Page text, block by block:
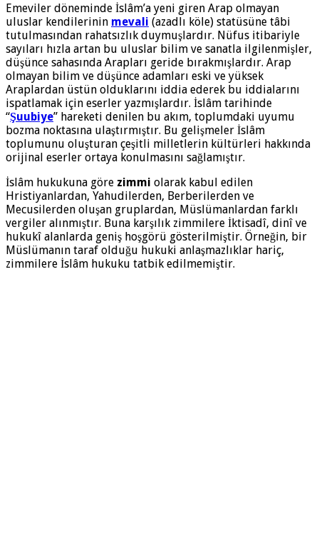
Emeviler döneminde İslâm’a yeni giren Arap olmayan
uluslar kendilerinin mevali (azadlı köle) statüsüne tâbi
tutulmasından rahatsızlık duymuşlardır. Nüfus itibariyle
sayıları hızla artan bu uluslar bilim ve sanatla ilgilenmişler,
düşünce sahasında Arapları geride bırakmışlardır. Arap
olmayan bilim ve düşünce adamları eski ve yüksek
Araplardan üstün olduklarını iddia ederek bu iddialarını
ispatlamak için eserler yazmışlardır. İslâm tarihinde
“Şuubiye” hareketi denilen bu akım, toplumdaki uyumu
bozma noktasına ulaştırmıştır. Bu gelişmeler İslâm
toplumunu oluşturan çeşitli milletlerin kültürleri hakkında
orijinal eserler ortaya konulmasını sağlamıştır.
İslâm hukukuna göre zimmi olarak kabul edilen
Hristiyanlardan, Yahudilerden, Berberilerden ve
Mecusilerden oluşan gruplardan, Müslümanlardan farklı
vergiler alınmıştır. Buna karşılık zimmilere İktisadî, dinî ve
hukukî alanlarda geniş hoşgörü gösterilmiştir. Örneğin, bir
Müslümanın taraf olduğu hukuki anlaşmazlıklar hariç,
zimmilere İslâm hukuku tatbik edilmemiştir.